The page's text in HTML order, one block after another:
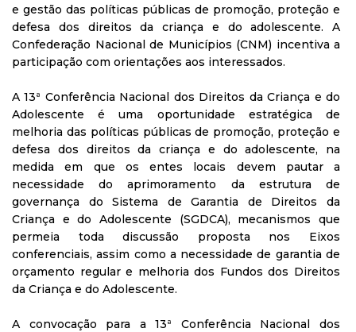
e gestão das políticas públicas de promoção, proteção e
defesa dos direitos da criança e do adolescente. A
Confederação Nacional de Municípios (CNM) incentiva a
participação com orientações aos interessados.
A 13ª Conferência Nacional dos Direitos da Criança e do
Adolescente é uma oportunidade estratégica de
melhoria das políticas públicas de promoção, proteção e
defesa dos direitos da criança e do adolescente, na
medida em que os entes locais devem pautar a
necessidade do aprimoramento da estrutura de
governança do Sistema de Garantia de Direitos da
Criança e do Adolescente (SGDCA), mecanismos que
permeia toda discussão proposta nos Eixos
conferenciais, assim como a necessidade de garantia de
orçamento regular e melhoria dos Fundos dos Direitos
da Criança e do Adolescente.
A convocação para a 13ª Conferência Nacional dos